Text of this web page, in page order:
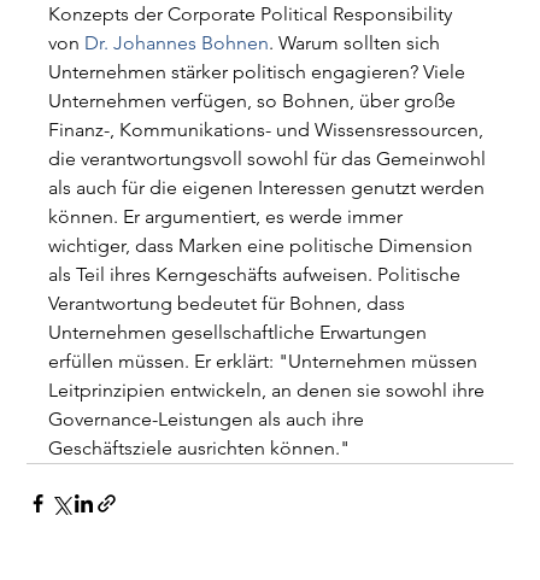
Konzepts der Corporate Political Responsibility
von Dr. Johannes Bohnen. Warum sollten sich
Unternehmen stärker politisch engagieren? Viele
Unternehmen verfügen, so Bohnen, über große
Finanz-, Kommunikations- und Wissensressourcen,
die verantwortungsvoll sowohl für das Gemeinwohl
als auch für die eigenen Interessen genutzt werden
können. Er argumentiert, es werde immer
wichtiger, dass Marken eine politische Dimension
als Teil ihres Kerngeschäfts aufweisen. Politische
Verantwortung bedeutet für Bohnen, dass
Unternehmen gesellschaftliche Erwartungen
erfüllen müssen. Er erklärt: "Unternehmen müssen
Leitprinzipien entwickeln, an denen sie sowohl ihre
Governance-Leistungen als auch ihre
Geschäftsziele ausrichten können."